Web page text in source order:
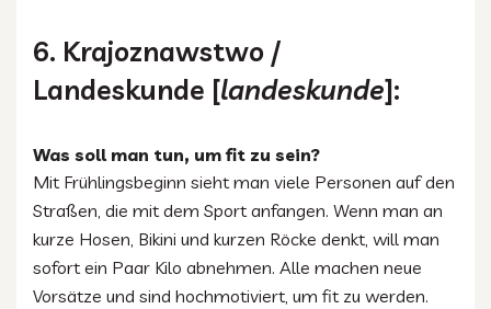
6. Krajoznawstwo /
Landeskunde [landeskunde]:
Was soll man tun, um fit zu sein?
Mit Frühlingsbeginn sieht man viele Personen auf den
Straßen, die mit dem Sport anfangen. Wenn man an
kurze Hosen, Bikini und kurzen Röcke denkt, will man
sofort ein Paar Kilo abnehmen. Alle machen neue
Vorsätze und sind hochmotiviert, um fit zu werden.